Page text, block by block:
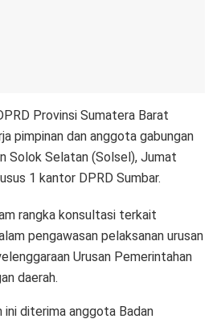
Provinsi Sumatera Barat
pimpinan dan anggota gabungan
Solok Selatan (Solsel), Jumat
1 kantor DPRD Sumbar.
rangka konsultasi terkait
pengawasan pelaksanan urusan
Urusan Pemerintahan
daerah.
ini diterima anggota Badan